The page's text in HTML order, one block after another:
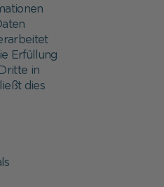
Erfüllung
in
dies